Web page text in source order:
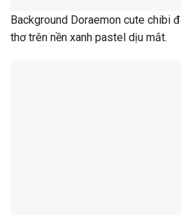
Background Doraemon cute chibi
thơ trên nền xanh pastel dịu mắt.